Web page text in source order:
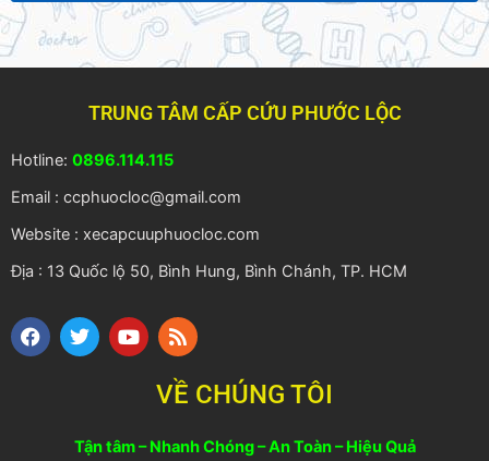
Alternative:
TRUNG TÂM CẤP CỨU PHƯỚC LỘC
Hotline: 0896.114.115
Email : ccphuocloc@gmail.com
Website : xecapcuuphuocloc.com
Địa : 13 Quốc lộ 50, Bình Hung, Bình Chánh, TP. HCM
F
a
T
w
r
Y
o
e
R
s
VỀ CHÚNG TÔI
Tận tâm – Nhanh Chóng – An Toàn – Hiệu Quả